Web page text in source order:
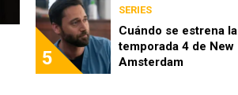
5
SERIES
Cuándo se estrena la
temporada 4 de New
Amsterdam